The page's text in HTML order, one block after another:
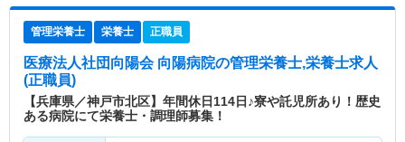
管理栄養士 栄養士 正職員
医療法人社団向陽会 向陽病院の管理栄養士,栄養士求人
(正職員)
【兵庫県／神戸市北区】年間休日114日♪寮や託児所あり！歴史
ある病院にて栄養士・調理師募集！